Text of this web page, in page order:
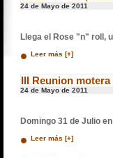
24 de Mayo de 2011
Llega el Rose "n" roll,
Leer más [+]
III Reunion
24 de Mayo de 2011
Domingo 31 de Julio
Leer más [+]